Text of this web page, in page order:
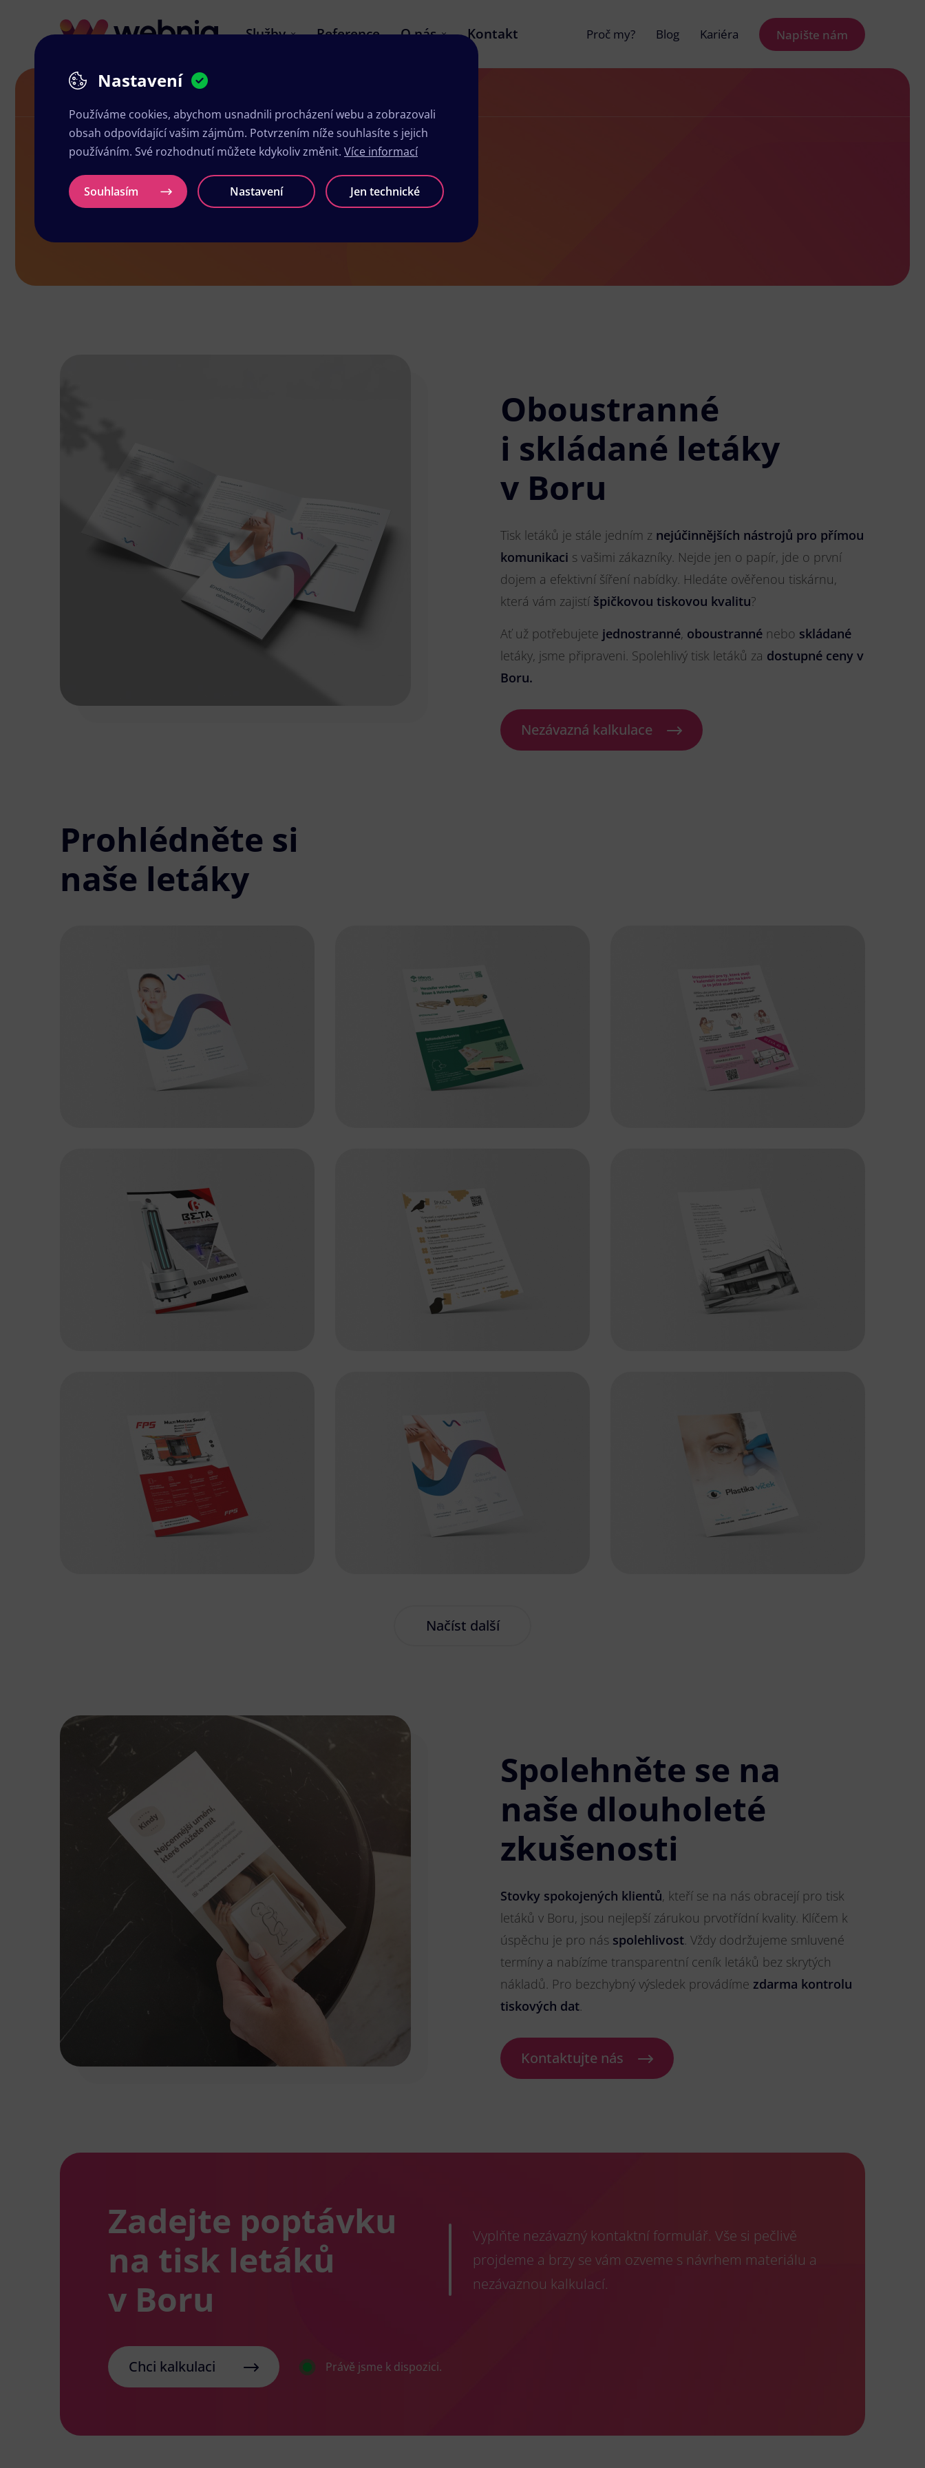
Služby Reference O nás Kontakt Proč my? Blog Kariéra Napište nám
Letáky v Boru
Oboustranné
i skládané letáky
v Boru
Tisk letáků je stále jedním z nejúčinnějších nástrojů pro přímou
komunikaci s vašimi zákazníky. Nejde jen o papír, jde o první
dojem a efektivní šíření nabídky. Hledáte ověřenou tiskárnu,
která vám zajistí špičkovou tiskovou kvalitu?
Ať už potřebujete jednostranné, oboustranné nebo skládané
letáky, jsme připraveni. Spolehlivý tisk letáků za dostupné ceny v
Boru.
Nezávazná kalkulace
Prohlédněte si
naše letáky
Načíst další
Spolehněte se na
naše dlouholeté
zkušenosti
Stovky spokojených klientů, kteří se na nás obracejí pro tisk
letáků v Boru, jsou nejlepší zárukou prvotřídní kvality. Klíčem k
úspěchu je pro nás spolehlivost. Vždy dodržujeme smluvené
termíny a nabízíme transparentní ceník letáků bez skrytých
nákladů. Pro bezchybný výsledek provádíme zdarma kontrolu
tiskových dat.
Kontaktujte nás
Zadejte poptávku
na tisk letáků
v Boru
Vyplňte nezávazný kontaktní formulář. Vše si pečlivě
projdeme a brzy se vám ozveme s návrhem materiálu a
nezávaznou kalkulací.
Chci kalkulaci Právě jsme k dispozici.
Nastavení
Používáme cookies, abychom usnadnili procházení webu a zobrazovali
obsah odpovídající vašim zájmům. Potvrzením níže souhlasíte s jejich
používáním. Své rozhodnutí můžete kdykoliv změnit. Více informací
Souhlasím Nastavení Jen technické